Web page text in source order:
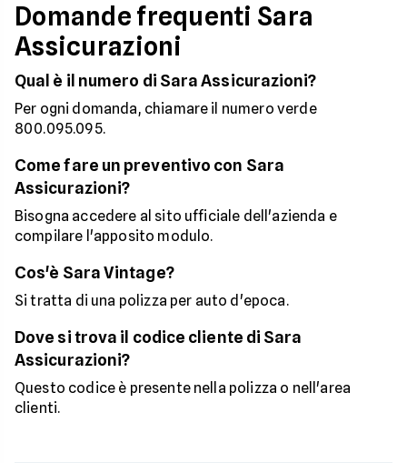
Domande frequenti Sara
Assicurazioni
Qual è il numero di Sara Assicurazioni?
Per ogni domanda, chiamare il numero verde
800.095.095.
Come fare un preventivo con Sara
Assicurazioni?
Bisogna accedere al sito ufficiale dell'azienda e
compilare l'apposito modulo.
Cos'è Sara Vintage?
Si tratta di una polizza per auto d'epoca.
Dove si trova il codice cliente di Sara
Assicurazioni?
Questo codice è presente nella polizza o nell'area
clienti.